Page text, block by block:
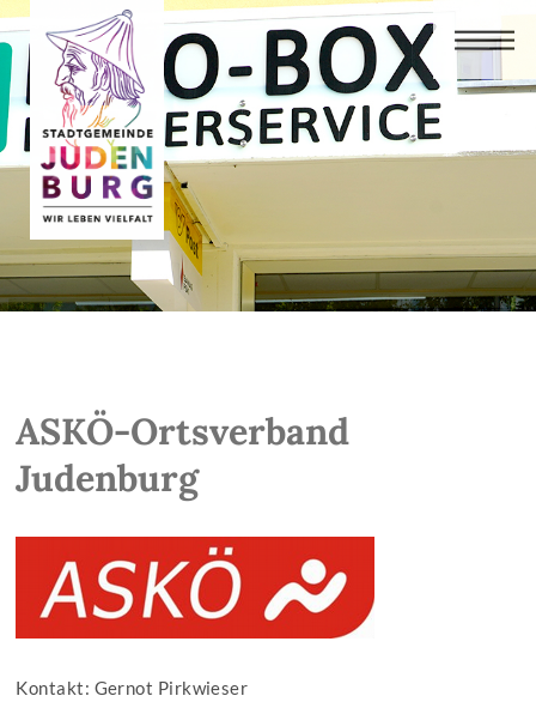
ASKÖ-Ortsverband
Judenburg
Kontakt: Gernot Pirkwieser